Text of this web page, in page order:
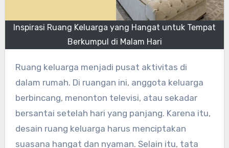
Inspirasi Ruang Keluarga yang Hangat untuk Tempat
Berkumpul di Malam Hari
Ruang keluarga menjadi pusat aktivitas di
dalam rumah. Di ruangan ini, anggota keluarga
berbincang, menonton televisi, atau sekadar
bersantai setelah hari yang panjang. Karena itu,
desain ruang keluarga harus menciptakan
suasana hangat dan nyaman. Selain itu, tata